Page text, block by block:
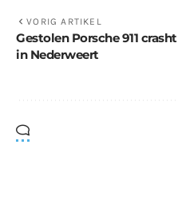
VORIG ARTIKEL
Gestolen Porsche 911 crasht
in Nederweert